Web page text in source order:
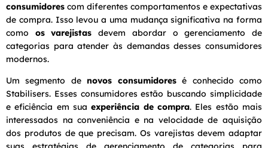
consumidores com diferentes comportamentos e expectativas
de compra. Isso levou a uma mudança significativa na forma
como os varejistas devem abordar o gerenciamento de
categorias para atender às demandas desses consumidores
modernos.
Um segmento de novos consumidoresé conhecido como
Stabilisers. Esses consumidores estão buscando simplicidade
e eficiência em suaexperiência de compra. Eles estão mais
interessados na conveniência e na velocidade de aquisição
dos produtos de que precisam. Os varejistas devem adaptar